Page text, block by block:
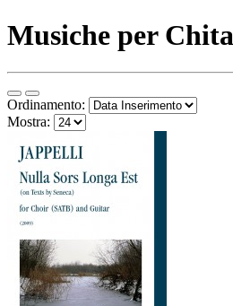
Musiche per
Ordinamento:
Mostra: